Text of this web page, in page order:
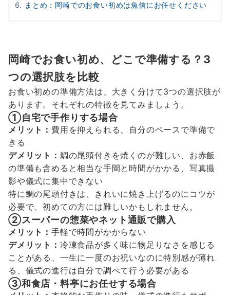
まとめ：岡崎でのお食い初めは魚信にお任せください
岡崎でお食い初め、どこで準備する？3
つの選択肢を比較
お食い初めの準備方法は、大きく分けて3つの選択肢が
あります。それぞれの特徴を見てみましょう。
①自宅で手作りする場合
メリット： 費用を抑えられる、自分のペースで準備で
きる
デメリット： 鯛の尾頭付きを焼くのが難しい、お赤飯
の準備も含めると相当な手間と時間がかかる、写真撮
影や儀式に集中できない
特に鯛の尾頭付きは、きれいに焼き上げるのにコツが
必要で、初めての方には難しいかもしれません。
②スーパーの惣菜やネット通販で購入
メリット： 手軽で時間がかからない
デメリット： 冷凍食品が多く味に物足りなさを感じる
ことがある、一生に一度のお祝いなのに特別感が薄れ
る、儀式の進行は自分で調べて行う必要がある
③和食店・料亭にお任せする場合